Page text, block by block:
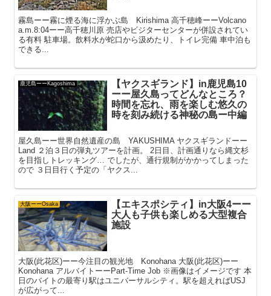
霧島ーー霧に煙る海に浮かぶ島 Kirishima 高千穂峰ーーVolcano
a.m.8:04ーー高千穂川原 売店やビジターセンターが併設されてい
る有料 駐車場。飲料水が蛇口から汲めたり、トイレ完備 車中泊も
できる...
鹿児島ーーKagoshima
【ヤクスギランド】in鹿児島10
ーー屋久島ってどんなところ？
時間を忘れ、雨を楽しむ悠久の
時を刻み続ける神秘の島ー中編
屋久島ーー世界自然遺産の島 YAKUSHIMA ヤクスギランドーー
Land ２泊３日の弾丸ツアーを計画。 2日目、計画通りなら縄文杉
を目指しトレッキング… でしたが、通行規制がかかってしまった
ので ３日目行く予定の「ヤクス...
大阪ーーOsaka
【エキスポシティ】in大阪4ーー
大人も子供も楽しめる大型複合
施設
大阪(此花区)ーー今注目の観光地 Konohana 大阪(此花区)ーー
Konohana アルバイトーーPart-Time Job ※画像はイメージです 本
日のバイトの最寄り駅はユニバーサルシティ。駅を超えればUSJ
が広がって...